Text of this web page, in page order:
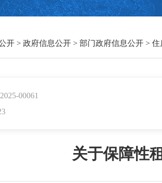
开> 政府信息公开> 部门政府信息公开> 住
00061
关于保障性